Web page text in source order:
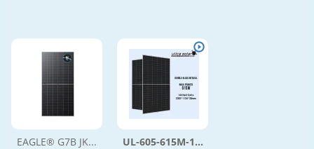
EAGLE® G7B JK... UL-605-615M-1...